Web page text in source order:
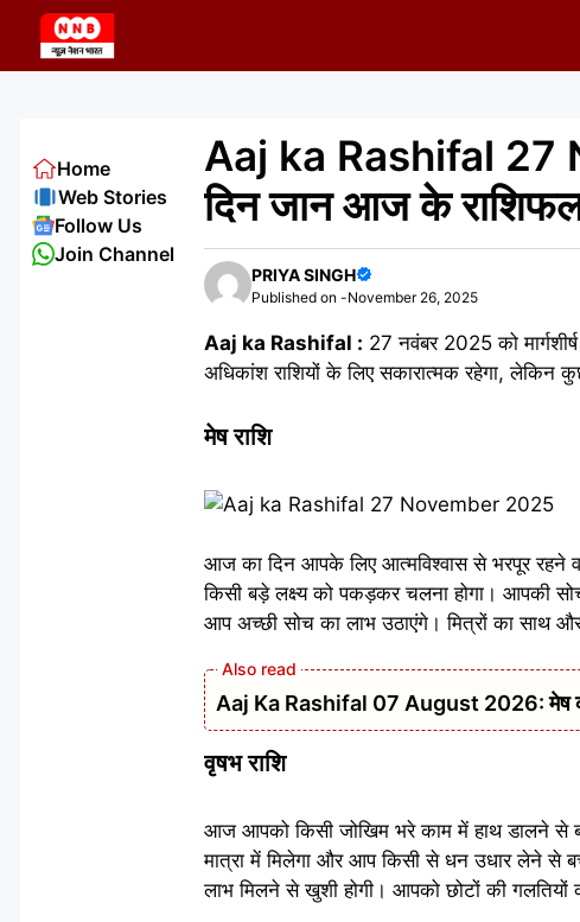
content
Aaj ka Rashifal 27
दिन जान आज के
PRIYA SINGH
Published on -November 26, 2025
Aaj ka Rashifal : 27 नवंबर 2025 को
अधिकांश राशियों के लिए सकारात्मक रहेगा, लेकिन
मेष राशि
आज का दिन आपके लिए आत्मविश्वास से भरपूर रहने
किसी बड़े लक्ष्य को पकड़कर चलना होगा। आपकी
आप अच्छी सोच का लाभ उठाएंगे। मित्रों का साथ
Aaj Ka Rashifal 07 August 2026: मेष की
वृषभ राशि
आज आपको किसी जोखिम भरे काम में हाथ डालने से
मात्रा में मिलेगा और आप किसी से धन उधार लेने
लाभ मिलने से खुशी होगी। आपको छोटों की गलतियों
Home
Web Stories
Follow Us
Join Channel